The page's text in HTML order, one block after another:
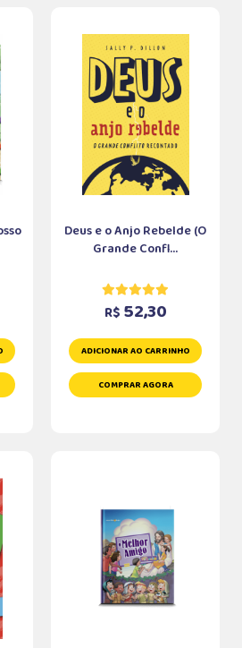
Deus e o Anjo Rebelde (O
Grande Confl...
R$ 52,30
ADICIONAR AO CARRINHO
COMPRAR AGORA